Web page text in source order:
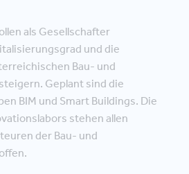
als Gesellschafter
und die
Bau- und
Geplant sind die
BIM und Smart Buildings. Die
stehen allen
der Bau- und